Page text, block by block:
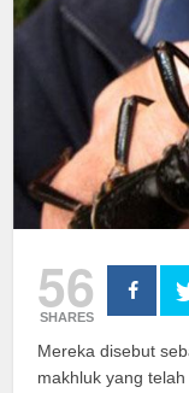
56
SHARES
Mereka disebut
makhluk yang